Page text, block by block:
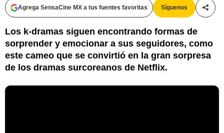
Agrega SensaCine MX a tus fuentes favoritas Síguenos
Los k-dramas siguen encontrando formas de
sorprender y emocionar a sus seguidores, como
este cameo que se convirtió en la gran sorpresa
de los dramas surcoreanos de Netflix.